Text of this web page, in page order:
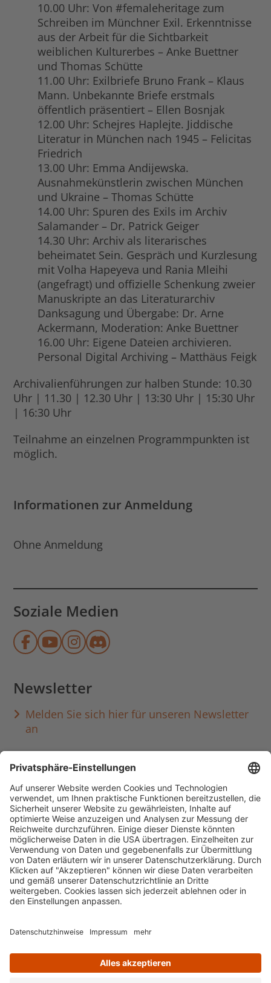
10.00 Uhr: Von #femaleheritage zum
Schreiben im Münchner Exil. Erkenntnisse
aus der Arbeit für die Sichtbarkeit
weiblichen Kulturerbes – Anke Buettner
und Thomas Schütte
11.00 Uhr: Exilbriefe Bruno Frank – Klaus
Mann. Unbekannte Briefe erstmals
öffentlich präsentiert – Ellen Bosnjak
12.00 Uhr: Schejres Haplejte. Jiddische
Literatur in München nach 1945 – Felicitas
Friedrich
13.00 Uhr: Emma Andijewska.
Ausnahmekünstlerin zwischen München
und Ukraine – Thomas Schütte
14.00 Uhr: Spuren des Exils im Archiv
Salamander – Dr. Patrick Geiger
14.30 Uhr: Archiv als literarisches
beheimatet Sein. Gespräch und Kurzlesung
mit Volha Hapeyeva und Rania Mleihi
(angefragt) und offizielle Schenkung zweier
Manuskripte an das Literaturarchiv
Danksagung und Übergabe: Dr. Arne
Ackermann, Moderation: Anke Buettner
16.00 Uhr: Eigene Dateien archivieren.
Personal Digital Archiving – Matthäus Feigk
Archivalienführungen zur halben Stunde: 10.30
Uhr | 11.30 | 12.30 Uhr | 13:30 Uhr | 15:30 Uhr
| 16:30 Uhr
Teilnahme an einzelnen Programmpunkten ist
möglich.
Informationen zur Anmeldung
Ohne Anmeldung
Soziale Medien
Münchner Stadtbibliothek auf
Münchner Stadtbibliothek auf
Münchner Stadtbibliothek
Münchner
Newsletter
Melden Sie sich hier für unseren Newsletter
an
Häufig aufgerufen
Standorte & Öffnungszeiten
anmelden & ausleihen
Ausbildung & Karriere
Impressum Datenschutz Barrierefreiheit
literaturportal-bayern.de